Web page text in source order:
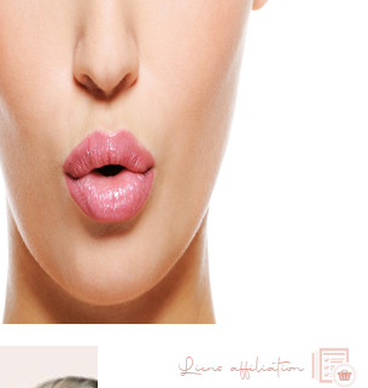
Liens affiliation